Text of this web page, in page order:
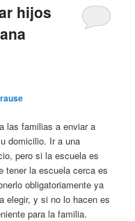
hijos
las familias a enviar a
domicilio. Ir a una
pero si la escuela es
tener la escuela cerca es
obligatoriamente ya
elegir, y si no lo hacen es
para la familia.